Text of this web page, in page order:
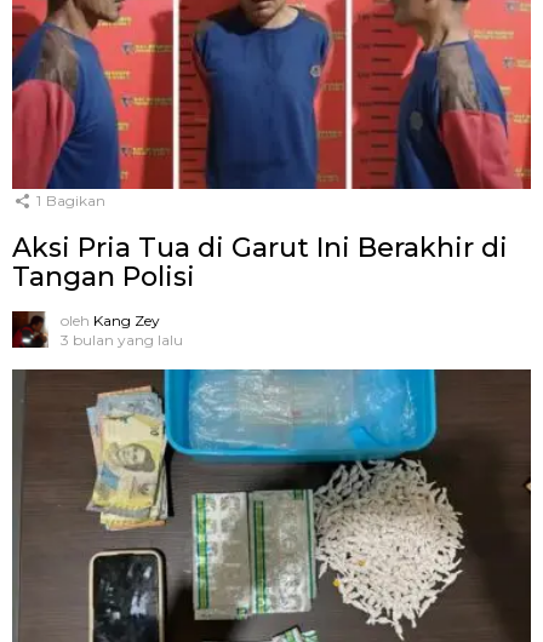
1 Bagikan
Aksi Pria Tua di Garut Ini Berakhir di
Tangan Polisi
oleh Kang Zey
3 bulan yang lalu